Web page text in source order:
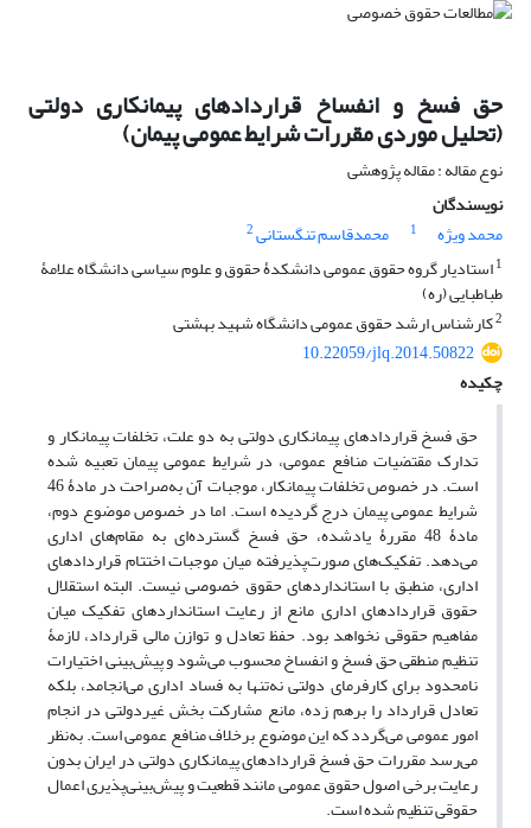
حق فسخ و انفساخ قراردادهای پیمانکاری دولتی
(تحلیل موردی مقررات شرایط عمومی پیمان)
نوع مقاله : مقاله پژوهشی
نویسندگان
محمد ویژه
1 محمدقاسم تنگستانی2
1استادیار گروه حقوق عمومی دانشکدۀ حقوق و علوم سیاسی دانشگاه علامۀ
طباطبایی (ره)
2کارشناس ارشد حقوق عمومی دانشگاه شهید بهشتی
10.22059/jlq.2014.50822
چکیده
حق فسخ قراردادهای پیمانکاری دولتی به دو علت، تخلفات پیمانکار و
تدارک مقتضیات منافع عمومی، در شرایط عمومی پیمان تعبیه شده
است. در خصوص تخلفات پیمانکار، موجبات آن به‌صراحت در مادۀ 46
شرایط عمومی پیمان درج گردیده است. اما در خصوص موضوع دوم،
مادۀ 48 مقررۀ یادشده، حق فسخ گسترده‌ای به مقام‌های اداری
می‌دهد. تفکیک‌های صورت‌پذیرفته میان موجبات اختتام قراردادهای
اداری، منطبق با استانداردهای حقوق خصوصی نیست. البته استقلال
حقوق قراردادهای اداری مانع از رعایت استانداردهای تفکیک میان
مفاهیم حقوقی نخواهد بود. حفظ تعادل و توازن مالی قرارداد، لازمۀ
تنظیم منطقی حق فسخ و انفساخ محسوب می‌شود و پیش‌بینی اختیارات
نامحدود برای کارفرمای دولتی نه‌تنها به فساد اداری می‌انجامد، بلکه
تعادل قرارداد را برهم زده، مانع مشارکت بخش غیردولتی در انجام
امور عمومی می‌گردد که این موضوع برخلاف منافع عمومی است. به‌نظر
می‌رسد مقررات حق فسخ قراردادهای پیمانکاری دولتی در ایران بدون
رعایت برخی اصول حقوق عمومی مانند قطعیت و پیش‌بینی‌پذیری اعمال
حقوقی تنظیم شده است.